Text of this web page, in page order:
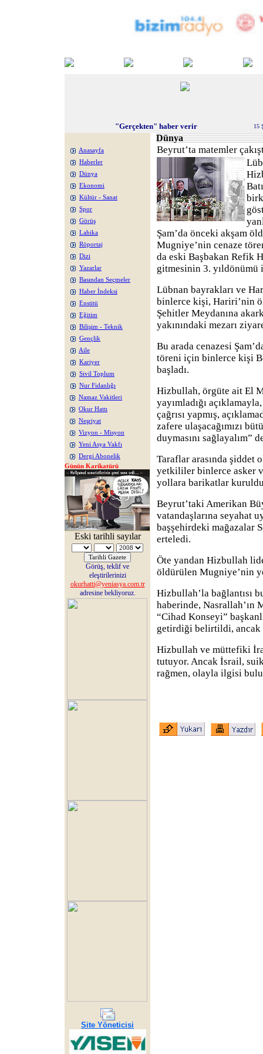
"Gerçekten" haber verir 15
Anasayfa
Haberler
Dünya
Ekonomi
Kültür - Sanat
Spor
Görüş
Lahika
Röportaj
Dizi
Yazarlar
Basından Seçmeler
Haber İndeksi
Enstitü
Eğitim
Bilişim - Teknik
Gençlik
Aile
Kariyer
Sivil Toplum
Nur Fidanlığı
Namaz Vakitleri
Okur Hattı
Neşriyat
Vizyon - Misyon
Yeni Asya Vakfı
Dergi Abonelik
Günün Karikatürü
Eski tarihli sayılar
Görüş, teklif ve
eleştirilerinizi
okurhatti@yeniasya.com.tr
adresine bekliyoruz.
Site Yöneticisi
Dünya
Beyrut’ta matemler
Şam’da önceki akşam
Mugniye’nin cenaze
da eski Başbakan Refik
gitmesinin 3.
Lübnan bayrakları ve
binlerce kişi, Hariri’nin
Şehitler Meydanına
yakınındaki mezarı
Bu arada cenazesi
töreni için binlerce kişi
başladı.
Hizbullah, örgüte ait El
yayımladığı
çağrısı yapmış,
zafere ulaşacağımızı
duymasını sağlayalım”
Taraflar arasında şiddet
yetkililer binlerce asker
yollara barikatlar
Beyrut’taki Amerikan
vatandaşlarına seyahat
başşehirdeki mağazalar
erteledi.
Öte yandan Hizbullah
öldürülen Mugniye’nin
Hizbullah’la bağlantısı
haberinde,
“Cihad Konseyi”
getirdiği belirtildi, ancak
Hizbullah ve müttefiki
tutuyor. Ancak İsrail,
rağmen, olayla ilgisi